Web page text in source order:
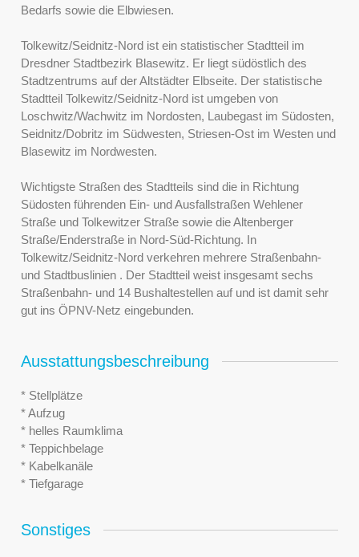
Bedarfs sowie die Elbwiesen.
Tolkewitz/Seidnitz-Nord ist ein statistischer Stadtteil im
Dresdner Stadtbezirk Blasewitz. Er liegt südöstlich des
Stadtzentrums auf der Altstädter Elbseite. Der statistische
Stadtteil Tolkewitz/Seidnitz-Nord ist umgeben von
Loschwitz/Wachwitz im Nordosten, Laubegast im Südosten,
Seidnitz/Dobritz im Südwesten, Striesen-Ost im Westen und
Blasewitz im Nordwesten.
Wichtigste Straßen des Stadtteils sind die in Richtung
Südosten führenden Ein- und Ausfallstraßen Wehlener
Straße und Tolkewitzer Straße sowie die Altenberger
Straße/Enderstraße in Nord-Süd-Richtung. In
Tolkewitz/Seidnitz-Nord verkehren mehrere Straßenbahn-
und Stadtbuslinien . Der Stadtteil weist insgesamt sechs
Straßenbahn- und 14 Bushaltestellen auf und ist damit sehr
gut ins ÖPNV-Netz eingebunden.
Ausstattungsbeschreibung
* Stellplätze
* Aufzug
* helles Raumklima
* Teppichbelage
* Kabelkanäle
* Tiefgarage
Sonstiges